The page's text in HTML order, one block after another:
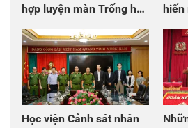
hợp luyện màn Trống hội
chào mừng Đại hội Đảng
Học viện Cảnh sát nhân